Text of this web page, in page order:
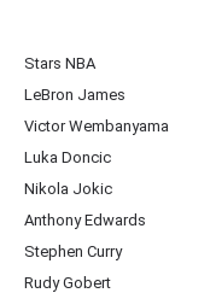
Stars NBA
LeBron James
Victor Wembanyama
Luka Doncic
Nikola Jokic
Anthony Edwards
Stephen Curry
Rudy Gobert